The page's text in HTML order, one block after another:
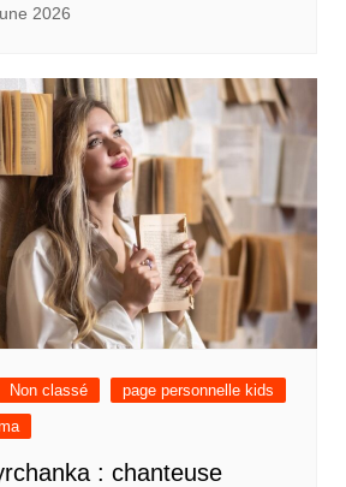
2026
Non classé
page personnelle kids
: chanteuse